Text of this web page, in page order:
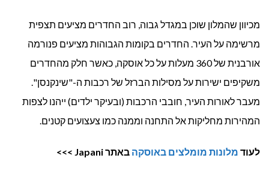
מכיוון שהמלון שוכן במגדל גבוה, רוב החדרים מציעים תצפית
מרשימה על העיר. החדרים בקומות הגבוהות מציעים פנורמה
אורבנית של 360 מעלות על כל אוסקה, כאשר חלק מהחדרים
משקיפים ישירות על מסילות הברזל של רכבות ה-"שינקנסן".
מעבר לאורות העיר, חובבי הרכבות (ובעיקר ילדים) ייהנו לצפות
המהירות מחליקות אל התחנה וממנה כמו צעצועים קטנים.
לעוד מלונות מומלצים באוסקה באתר >>>